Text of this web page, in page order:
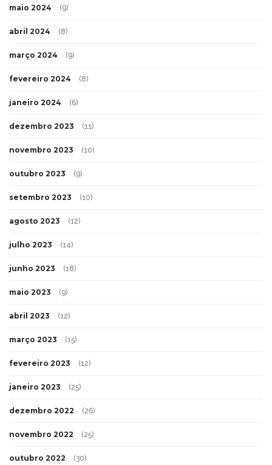
maio 2024 (9)
abril 2024 (8)
março 2024 (9)
fevereiro 2024 (8)
janeiro 2024 (6)
dezembro 2023 (11)
novembro 2023 (10)
outubro 2023 (9)
setembro 2023 (10)
agosto 2023 (12)
julho 2023 (14)
junho 2023 (18)
maio 2023 (9)
abril 2023 (12)
março 2023 (15)
fevereiro 2023 (12)
janeiro 2023 (25)
dezembro 2022 (26)
novembro 2022 (25)
outubro 2022 (30)